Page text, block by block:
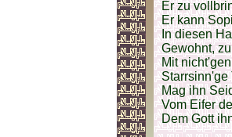
Er zu
Er kann
In diesen
Gewohnt,
Mit
Starrsinn'ge
Mag ihn
Vom Eifer
Dem Gott